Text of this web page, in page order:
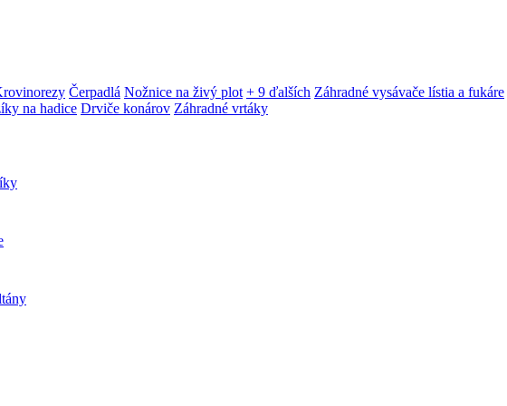
Čerpadlá Nožnice na živý plot + 9 ďalších Záhradné vysávače lístia a fukáre
na hadice Drviče konárov Záhradné vrtáky